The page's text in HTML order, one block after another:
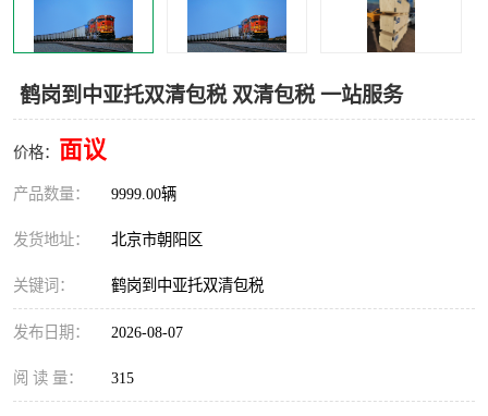
鹤岗到中亚托双清包税 双清包税 一站服务
价格： 面议
产品数量： 9999.00辆
发货地址： 北京市朝阳区
关键词： 鹤岗到中亚托双清包税
发布日期： 2026-08-07
阅 读 量： 315